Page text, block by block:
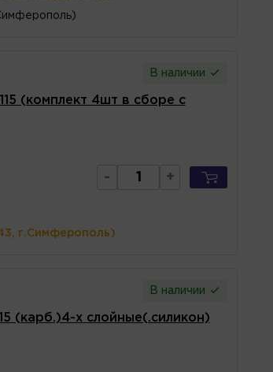
В наличии
(комплект 4шт в сборе с
- +
г.Симферополь)
В наличии
(карб.)4-х слойные(.силикон)